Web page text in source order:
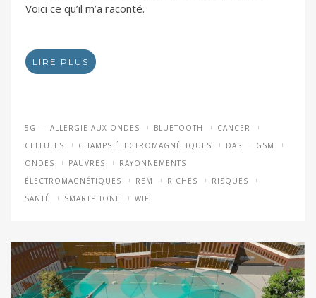
Voici ce qu’il m’a raconté.
LIRE PLUS
5G ALLERGIE AUX ONDES BLUETOOTH
CANCER
CELLULES
CHAMPS ÉLECTROMAGNÉTIQUES DAS
GSM
ONDES
PAUVRES
RAYONNEMENTS
ÉLECTROMAGNÉTIQUES
REM RICHES
RISQUES
SANTÉ
SMARTPHONE WIFI